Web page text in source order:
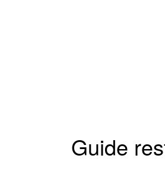
Guide